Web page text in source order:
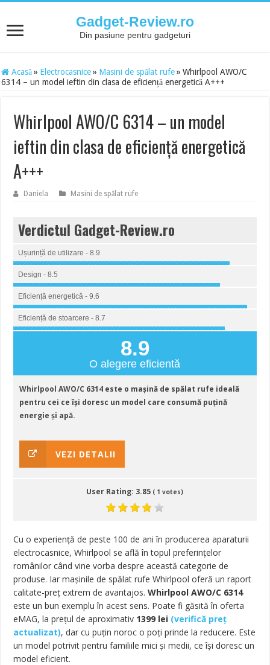
Gadget-Review.ro
Din pasiune pentru gadgeturi
Acasă » Electrocasnice » Masini de spălat rufe » Whirlpool AWO/C
6314 – un model ieftin din clasa de eficiență energetică A+++
Whirlpool AWO/C 6314 – un model
ieftin din clasa de eficiență energetică
A+++
Daniela Masini de spălat rufe
Verdictul Gadget-Review.ro
Ușurință de utilizare - 8.9
Design - 8.5
Eficiență energetică - 9.6
Eficiență de stoarcere - 8.7
8.9
O alegere eficientă
Whirlpool AWO/C 6314 este o mașină de spălat rufe ideală
pentru cei ce își doresc un model care consumă puțină
energie și apă.
VEZI DETALII
User Rating: 3.85 ( 1 votes)
Cu o experiență de peste 100 de ani în producerea aparaturii
electrocasnice, Whirlpool se află în topul preferințelor
românilor când vine vorba despre această categorie de
produse. Iar mașinile de spălat rufe Whirlpool oferă un raport
calitate-preț extrem de avantajos.Whirlpool AWO/C 6314
este un bun exemplu în acest sens. Poate fi găsită în oferta
eMAG, la prețul de aproximativ 1399 lei (verifică preț
actualizat), dar cu puțin noroc o poți prinde la reducere. Este
un model potrivit pentru familiile mici și medii, ce își doresc un
model eficient.